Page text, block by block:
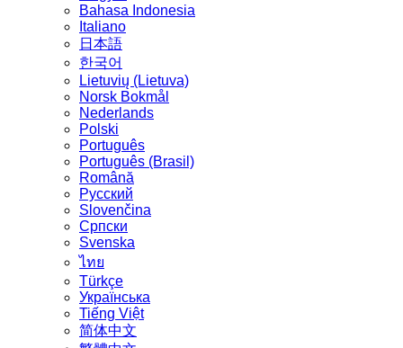
Bahasa Indonesia
Italiano
日本語
한국어
Lietuvių (Lietuva)
‪Norsk Bokmål‬
Nederlands
Polski
Português
Português (Brasil)
Română
Русский
Slovenčina
Српски
Svenska
ไทย
Türkçe
Українська
Tiếng Việt
简体中文